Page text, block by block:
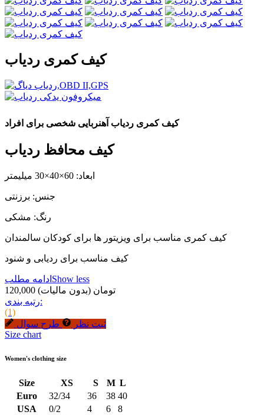
کیف کمری ردیاب
کیف کمری ردیاب آهنربایی شخصی برای افراد
کیف محافظ ردیاب
ابعاد: 60×40×30 میلیمتر
جنس: برزنتی
رنگ: مشکی
کیف کمری مناسب برای ویزیتور ها برای کودکان سالمندان
کیف مناسب برای ردیابی و شنود
ادامه مطلب Show less
120,000 تومان (بدون مالیات)
رتبه بندی:
(1)
ثبت نظر
طرح سوال
Size chart
Women's clothing size
Size XS S M L
Euro
32/34 36 38 40
USA
0/2 4 6
8